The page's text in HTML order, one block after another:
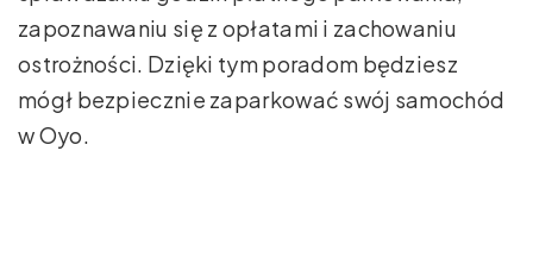
zapoznawaniu się z opłatami i zachowaniu
ostrożności. Dzięki tym poradom będziesz
mógł bezpiecznie zaparkować swój samochód
w Oyo.